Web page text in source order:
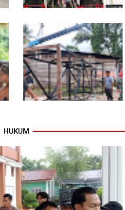
TNI dan Warga Tuntaskan
Jembatan Garuda, Akses
Ekonomi Kian Terbuka
Program TNI AD Manunggal Air
Polytank di Simpang Kiri
HUKUM